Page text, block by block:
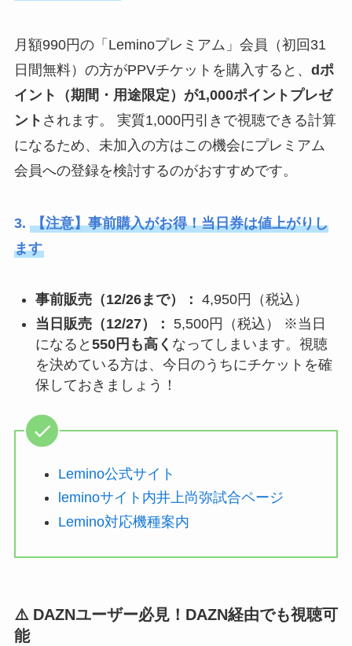
月額990円の「Leminoプレミアム」会員（初回31
日間無料）の方がPPVチケットを購入すると、 dポ
イント（期間・用途限定）が1,000ポイントプレゼ
ント されます。 実質1,000円引きで視聴できる計算
になるため、未加入の方はこの機会にプレミアム
会員への登録を検討するのがおすすめです。
3. 【注意】事前購入がお得！当日券は値上がりし
ます
事前販売（12/26まで）： 4,950円（税込）
当日販売（12/27）：
5,500円（税込） ※当日
になると 550円も高く なってしまいます。視聴
を決めている方は、今日のうちにチケットを確
保しておきましょう！
Lemino公式サイト
leminoサイト内井上尚弥試合ページ
Lemino対応機種案内
⚠️ DAZNユーザー必見！DAZN経由でも視聴可
能